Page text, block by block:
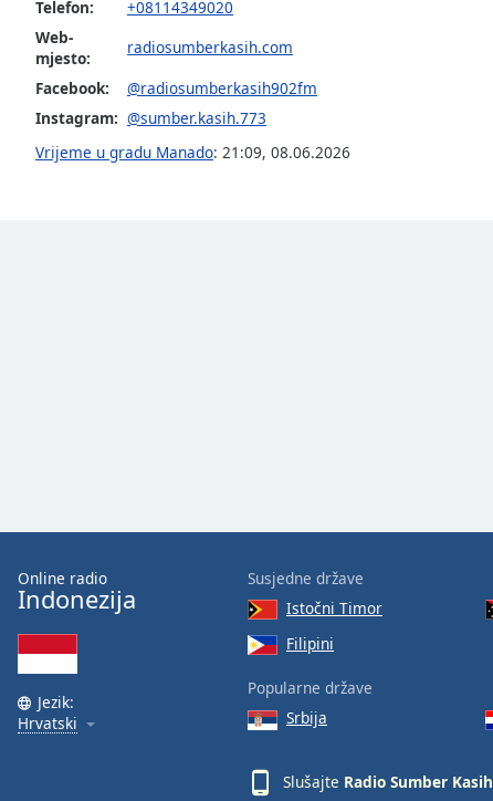
Subtitles
subtitles
settings
opens
subtitles
modal
Beginning
dialog
window.
Escape
will
Telefon:
+08114349020
Web-
mjesto:
radiosumberkasih.com
Facebook:
@radiosumberkasih902fm
Instagram: @sumber.kasih.773
Vrijeme u gradu Manado: 21:09, 08.06.2026
Online radio
Indonezija
Jezik:
Hrvatski
Susjedne države
Istočni Timor
Filipini
Popularne države
Srbija
Slušajte Radio Sumber Kasih